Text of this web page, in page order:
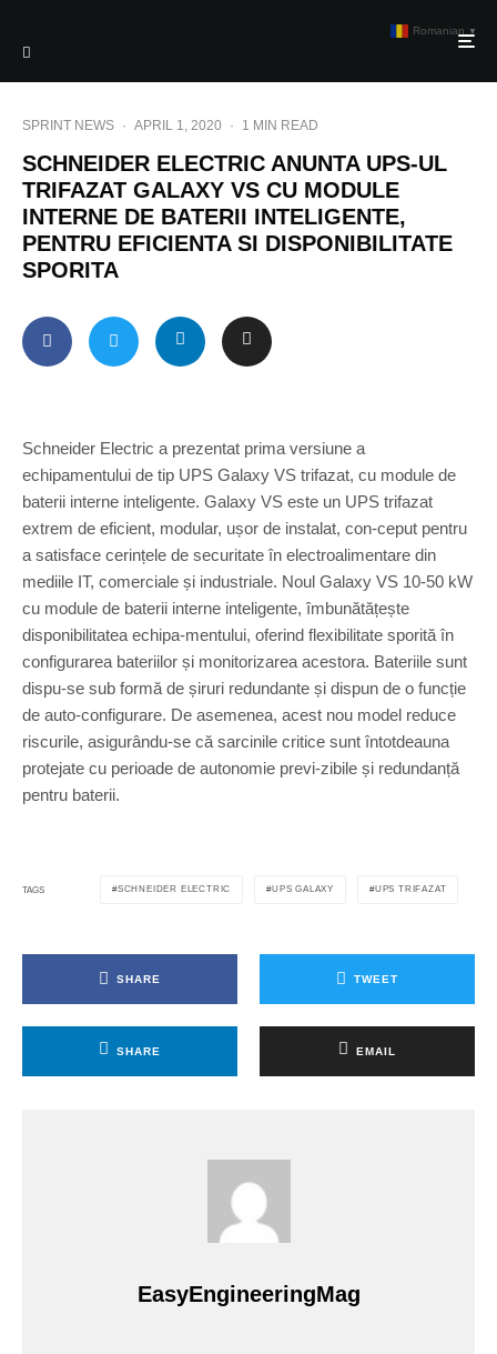
SPRINT NEWS · APRIL 1, 2020 · 1 MIN READ
SCHNEIDER ELECTRIC ANUNTA UPS-UL
TRIFAZAT GALAXY VS CU MODULE
INTERNE DE BATERII INTELIGENTE,
PENTRU EFICIENTA SI DISPONIBILITATE
SPORITA
Schneider Electric a prezentat prima versiune a
echipamentului de tip UPS Galaxy VS trifazat, cu module de
baterii interne inteligente. Galaxy VS este un UPS trifazat
extrem de eficient, modular, ușor de instalat, con-ceput pentru
a satisface cerințele de securitate în electroalimentare din
mediile IT, comerciale și industriale. Noul Galaxy VS 10-50 kW
cu module de baterii interne inteligente, îmbunătățește
disponibilitatea echipa-mentului, oferind flexibilitate sporită în
configurarea bateriilor și monitorizarea acestora. Bateriile sunt
dispu-se sub formă de șiruri redundante și dispun de o funcție
de auto-configurare. De asemenea, acest nou model reduce
riscurile, asigurându-se că sarcinile critice sunt întotdeauna
protejate cu perioade de autonomie previ-zibile și redundanță
pentru baterii.
TAGS SCHNEIDER ELECTRIC UPS GALAXY UPS TRIFAZAT
SHARE TWEET
SHARE EMAIL
EasyEngineeringMag
Romanian ▼